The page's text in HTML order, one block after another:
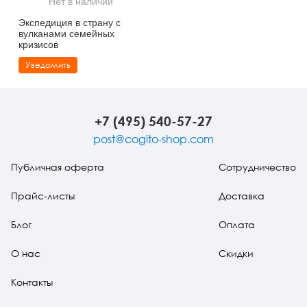
Сказкотерапия
Другие направления психотерапии
Психофизиология
Социальная психология
Учебная литература
Классический и юнгианский психоанализ
Экспедиция в страну с
вулканами семейных
кризисов
Уведомить
+7 (495) 540-57-27
post@cogito-shop.com
Публичная оферта
Прайс-листы
Блог
О нас
Контакты
Сотрудничество
Доставка
Оплата
Скидки